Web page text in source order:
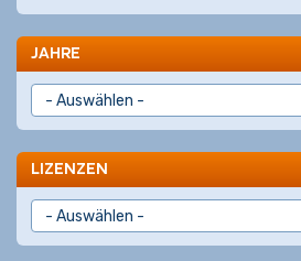
JAHRE
LIZENZEN